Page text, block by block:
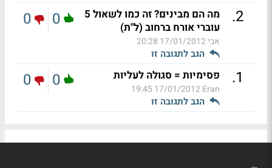
2
.
מה הם מבינים? זה כמו לשאול 5
עוברי אורח ברחוב (ל"ת)
אבי17/01/2012 20:28
הגב לתגובה זו
0
0
1
. פסימיות = סגולה לעליות
Eran
17/01/2012 19:45
הגב לתגובה זו
0
0